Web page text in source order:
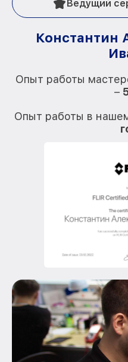
Ведущий
Константин
Опыт работы
–
Опыт работы в